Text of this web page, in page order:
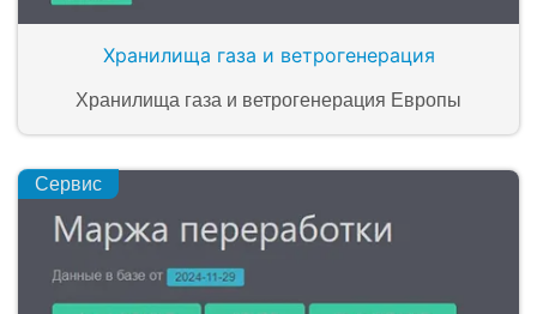
Хранилища газа и ветрогенерация
Хранилища газа и ветрогенерация Европы
Сервис